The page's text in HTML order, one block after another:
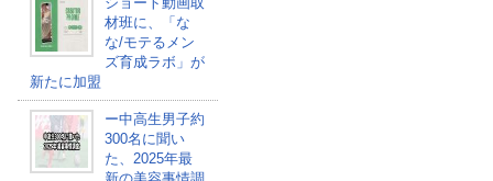
材班に、「な
な/モテるメン
ズ育成ラボ」が
新たに加盟
ー中高生男子約
300名に聞い
た、2025年最